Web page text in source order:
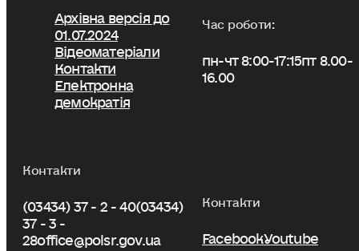
Архівна версія до
01.07.2024
Відеоматеріали
Контакти
Електронна
демократія
Час роботи:
пн-чт 8:00-17:15пт 8.00-
16.00
Контакти
(03434) 37 - 2 - 40(03434)
37 - 3 -
28office@polsr.gov.ua
Контакти
FacebookYoutube